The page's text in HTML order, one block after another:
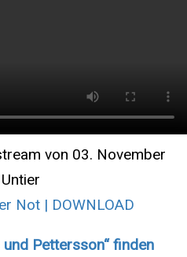
von 03. November
Not | DOWNLOAD
Pettersson“ finden